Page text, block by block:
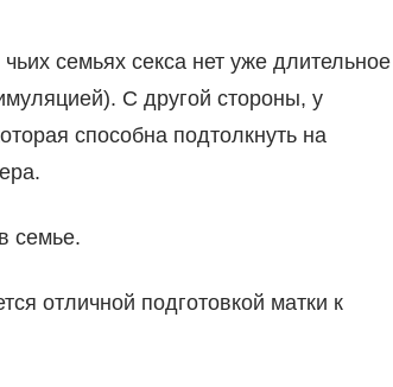
семьях секса нет уже длительное
С другой стороны, у
способна подтолкнуть на
семье.
отличной подготовкой матки к